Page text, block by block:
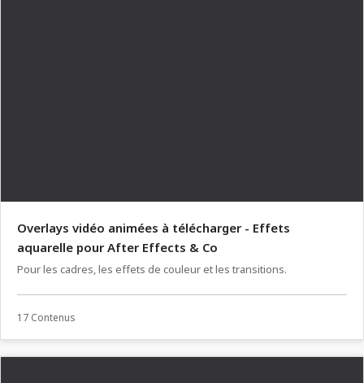
Overlays vidéo animées à télécharger - Effets
aquarelle pour After Effects & Co
Pour les cadres, les effets de couleur et les transitions.
17 Contenus